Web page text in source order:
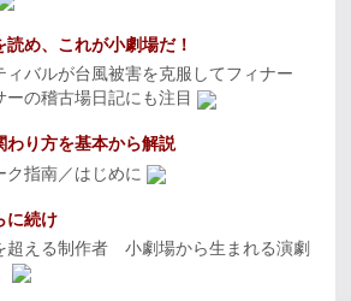
め、これが小劇場だ！
ィバルが台風被害を克服してフィナー
の稽古場日記にも注目
わり方を基本から解説
指南／はじめに
に続け
超える制作者 小劇場から生まれる演劇